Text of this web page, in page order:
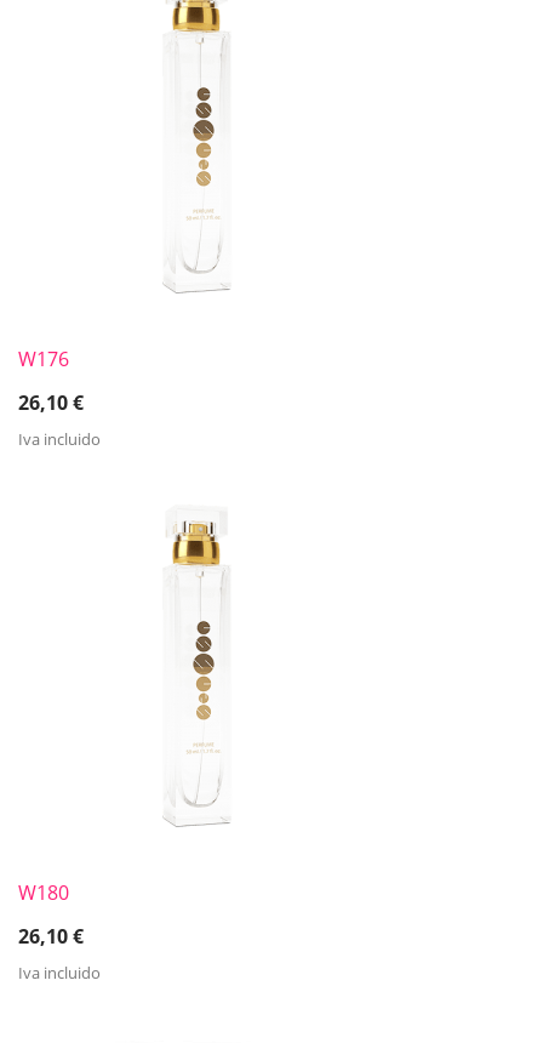
W176
26,10€
Iva incluido
W180
26,10€
Iva incluido